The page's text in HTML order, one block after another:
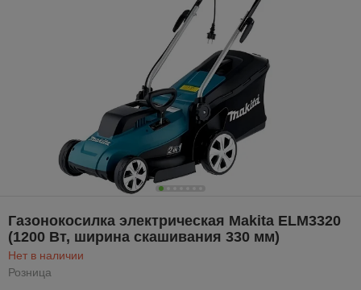
Газонокосилка электрическая Makita ELM3320
(1200 Вт, ширина скашивания 330 мм)
Нет в наличии
Розница